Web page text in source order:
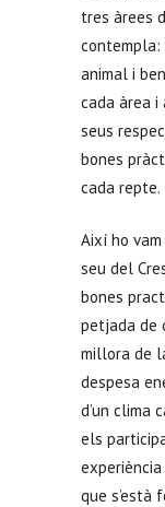
tres àrees
animal i
cada àrea
seus
bones
cada repte.
Així ho
seu del
bones
petjada de
millora de
despesa
d’un clima
els
que s’està